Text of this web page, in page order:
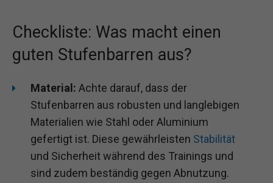
Checkliste: Was macht einen
guten Stufenbarren aus?
Material: Achte darauf, dass der
Stufenbarren aus robusten und langlebigen
Materialien wie Stahl oder Aluminium
gefertigt ist. Diese gewährleisten Stabilität
und Sicherheit während des Trainings und
sind zudem beständig gegen Abnutzung.